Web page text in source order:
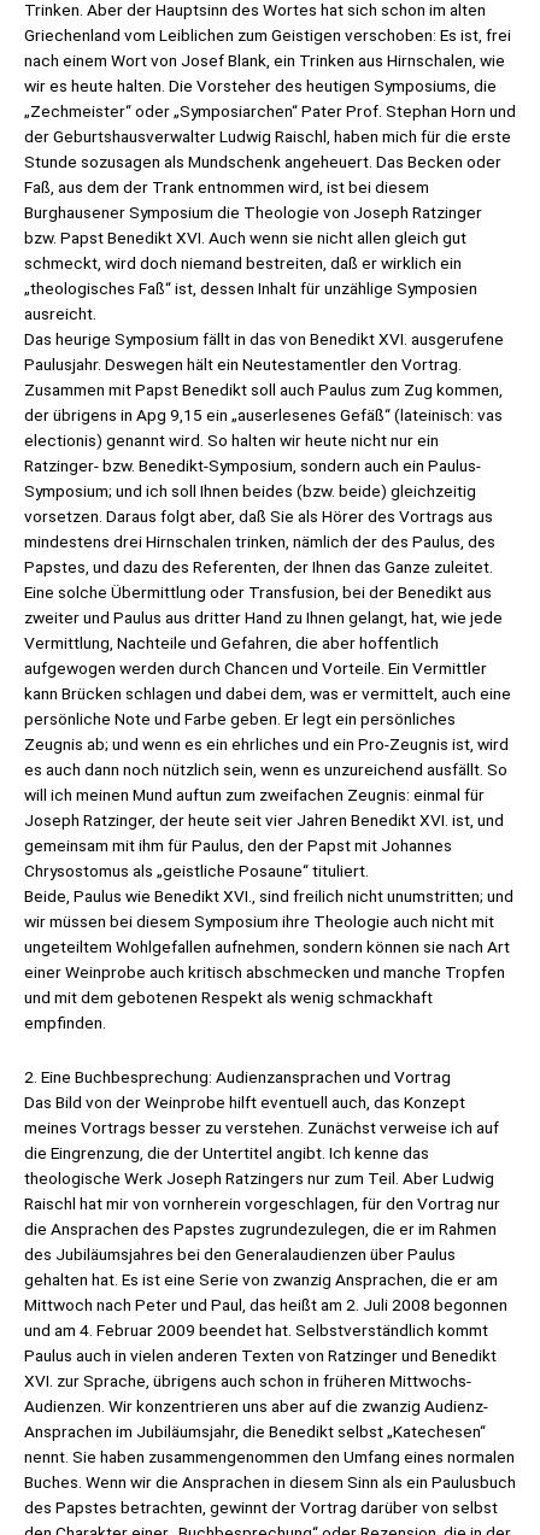
Trinken. Aber der Hauptsinn des Wortes hat sich schon im alten
Griechenland vom Leiblichen zum Geistigen verschoben: Es ist, frei
nach einem Wort von Josef Blank, ein Trinken aus Hirnschalen, wie
wir es heute halten. Die Vorsteher des heutigen Symposiums, die
„Zechmeister“ oder „Symposiarchen“ Pater Prof. Stephan Horn und
der Geburtshausverwalter Ludwig Raischl, haben mich für die erste
Stunde sozusagen als Mundschenk angeheuert. Das Becken oder
Faß, aus dem der Trank entnommen wird, ist bei diesem
Burghausener Symposium die Theologie von Joseph Ratzinger
bzw. Papst Benedikt XVI. Auch wenn sie nicht allen gleich gut
schmeckt, wird doch niemand bestreiten, daß er wirklich ein
„theologisches Faß“ ist, dessen Inhalt für unzählige Symposien
ausreicht.
Das heurige Symposium fällt in das von Benedikt XVI. ausgerufene
Paulusjahr. Deswegen hält ein Neutestamentler den Vortrag.
Zusammen mit Papst Benedikt soll auch Paulus zum Zug kommen,
der übrigens in Apg 9,15 ein „auserlesenes Gefäß“ (lateinisch: vas
electionis) genannt wird. So halten wir heute nicht nur ein
Ratzinger- bzw. Benedikt-Symposium, sondern auch ein Paulus-
Symposium; und ich soll Ihnen beides (bzw. beide) gleichzeitig
vorsetzen. Daraus folgt aber, daß Sie als Hörer des Vortrags aus
mindestens drei Hirnschalen trinken, nämlich der des Paulus, des
Papstes, und dazu des Referenten, der Ihnen das Ganze zuleitet.
Eine solche Übermittlung oder Transfusion, bei der Benedikt aus
zweiter und Paulus aus dritter Hand zu Ihnen gelangt, hat, wie jede
Vermittlung, Nachteile und Gefahren, die aber hoffentlich
aufgewogen werden durch Chancen und Vorteile. Ein Vermittler
kann Brücken schlagen und dabei dem, was er vermittelt, auch eine
persönliche Note und Farbe geben. Er legt ein persönliches
Zeugnis ab; und wenn es ein ehrliches und ein Pro-Zeugnis ist, wird
es auch dann noch nützlich sein, wenn es unzureichend ausfällt. So
will ich meinen Mund auftun zum zweifachen Zeugnis: einmal für
Joseph Ratzinger, der heute seit vier Jahren Benedikt XVI. ist, und
gemeinsam mit ihm für Paulus, den der Papst mit Johannes
Chrysostomus als „geistliche Posaune“ tituliert.
Beide, Paulus wie Benedikt XVI., sind freilich nicht unumstritten; und
wir müssen bei diesem Symposium ihre Theologie auch nicht mit
ungeteiltem Wohlgefallen aufnehmen, sondern können sie nach Art
einer Weinprobe auch kritisch abschmecken und manche Tropfen
und mit dem gebotenen Respekt als wenig schmackhaft
empfinden.
2. Eine Buchbesprechung: Audienzansprachen und Vortrag
Das Bild von der Weinprobe hilft eventuell auch, das Konzept
meines Vortrags besser zu verstehen. Zunächst verweise ich auf
die Eingrenzung, die der Untertitel angibt. Ich kenne das
theologische Werk Joseph Ratzingers nur zum Teil. Aber Ludwig
Raischl hat mir von vornherein vorgeschlagen, für den Vortrag nur
die Ansprachen des Papstes zu­grundezulegen, die er im Rahmen
des Jubiläumsjahres bei den Generalaudienzen über Paulus
gehalten hat. Es ist eine Serie von zwanzig Ansprachen, die er am
Mittwoch nach Peter und Paul, das heißt am 2. Juli 2008 begonnen
und am 4. Februar 2009 beendet hat. Selbstverständlich kommt
Paulus auch in vielen anderen Texten von Ratzinger und Benedikt
XVI. zur Sprache, übrigens auch schon in früheren Mittwochs-
Audienzen. Wir konzentrieren uns aber auf die zwanzig Audienz-
Ansprachen im Jubiläumsjahr, die Benedikt selbst „Katechesen“
nennt. Sie haben zusammengenommen den Umfang eines normalen
Buches. Wenn wir die Ansprachen in diesem Sinn als ein Paulusbuch
des Papstes betrachten, gewinnt der Vortrag darüber von selbst